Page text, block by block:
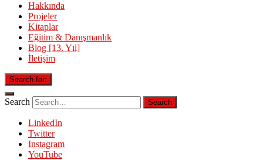
Hakkında
Projeler
Kitaplar
Eğitim & Danışmanlık
Blog [13. Yıl]
İletişim
Search for:
Search
LinkedIn
Twitter
Instagram
YouTube